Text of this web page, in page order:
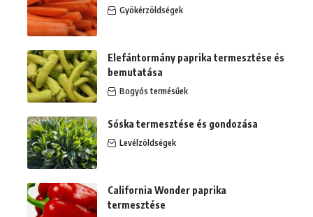
Gyökérzöldségek
Elefántormány paprika termesztése és
bemutatása
Bogyós termésűek
Sóska termesztése és gondozása
Levélzöldségek
California Wonder paprika
termesztése